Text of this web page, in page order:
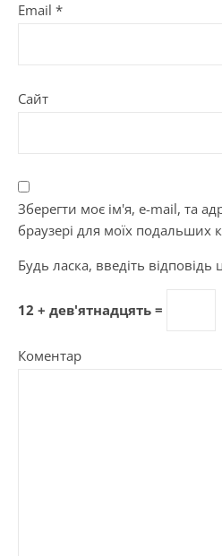
Email *
Сайт
Зберегти моє ім'я, e-mail, та
браузері для моїх подальших
Будь ласка, введіть
12 + дев'ятнадцять =
Коментар